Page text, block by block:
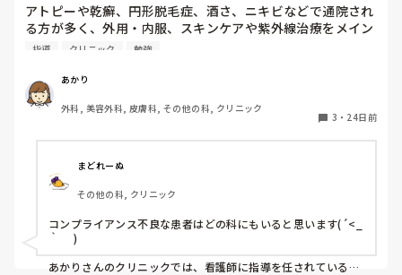
アトピーや乾癬、円形脱毛症、酒さ、ニキビなどで通院され
る方が多く、外用・内服、スキンケアや紫外線治療をメイン
に行なってますが、コンプライアンス不良な方が多く、正直
症状を改善するために、こちらも合間をぬって勉強したり、
それぞれのライフスタイルに合わせて提案もしてます。
で変わるならもう治ってる」「ステロイド使いたくない」な
ど本当に治す気があるのか？というような返答ばかりです。
そこで質問ですが、クリニックに来院される服薬コンプライ
アンス不良の患者さんへの指導のコツというか、皆さんが実
践されてること、こんな伝え方良かったよーなど、何でも良
いので参考にさせてほしいです。
指導 クリニック 勉強
あかり
外科, 美容外科, 皮膚科, その他の科, クリニック
3 ・ 24日前
まどれーぬ
その他の科, クリニック
コンプライアンス不良な患者はどの科にもいると思います(´<_
｀ 　)
あかりさんのクリニックでは、看護師に指導を任されている感